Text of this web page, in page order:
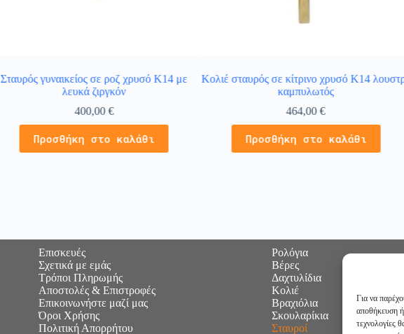
Για να
αποθήκευση
τεχνολογίες
Σταυρός γυναικείος σε ροζ χρυσό Κ14 με
λευκά ζιργκόν
400,00€
Προσθήκη στο καλάθι
Κολιέ σταυρός σε κίτρινο χρυσό Κ14
καμπυλωτός
464,00€
Προσθήκη στο καλάθι
Επισκευές
Σχετικά με εμάς
Τρόποι Πληρωμής
Αποστολές & Επιστροφές
Επικοινωνήστε μαζί μας
Όροι Χρήσης
Πολιτική Απορρήτου
Ρολόγια
Βέρες
Δαχτυλίδια
Κολιέ
Βραχιόλια
Σκουλαρίκια
Σταυροί